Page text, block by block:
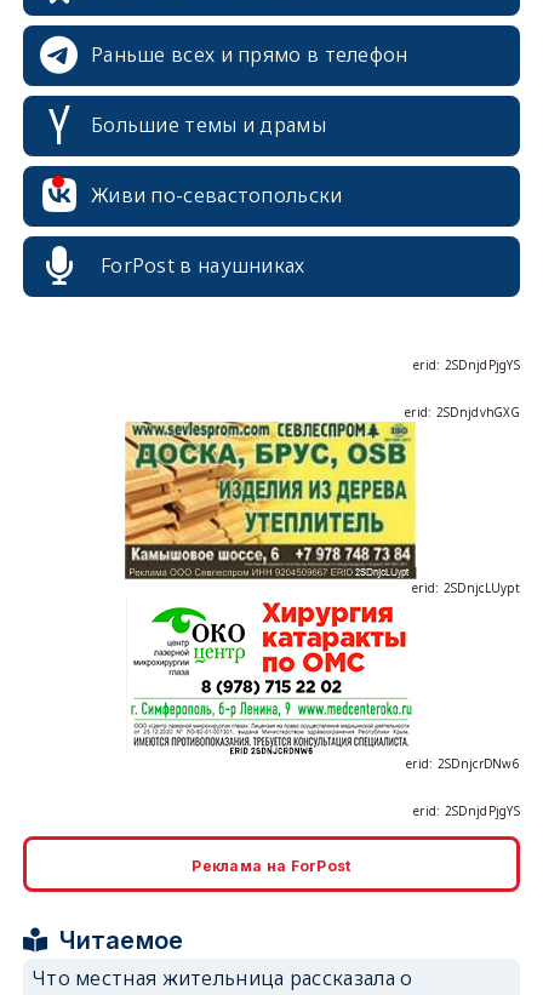
Раньше всех и прямо в телефон
Большие темы и драмы
Живи по-севастопольски
ForPost в наушниках
erid: 2SDnjcrDNw6
Реклама на ForPost
Читаемое
Что местная жительница рассказала о